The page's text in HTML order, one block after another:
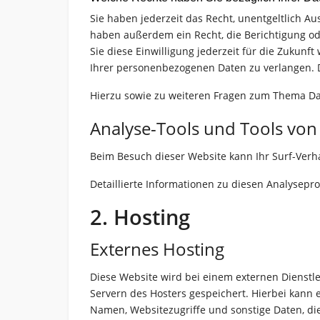
Sie haben jederzeit das Recht, unentgeltlich
haben außerdem ein Recht, die Berichtigung
Sie diese Einwilligung jederzeit für die
Ihrer personenbezogenen Daten zu
Hierzu sowie zu weiteren Fragen zum Thema
Analyse-Tools und Tools
Beim Besuch dieser Website kann Ihr Surf-
Detaillierte Informationen zu diesen
2. Hosting
Externes Hosting
Diese Website wird bei einem externen
Servern des Hosters gespeichert. Hierbei kann
Namen, Websitezugriffe und sonstige Daten,